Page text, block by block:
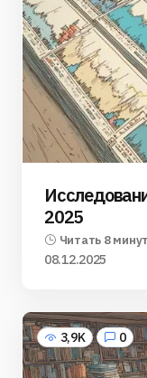
2025
Читать 8 минут
08.12.2025
3,9K 0